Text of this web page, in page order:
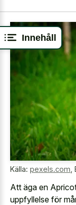
Innehåll
Källa: pexels.com
Att äga en
uppfyllelse för